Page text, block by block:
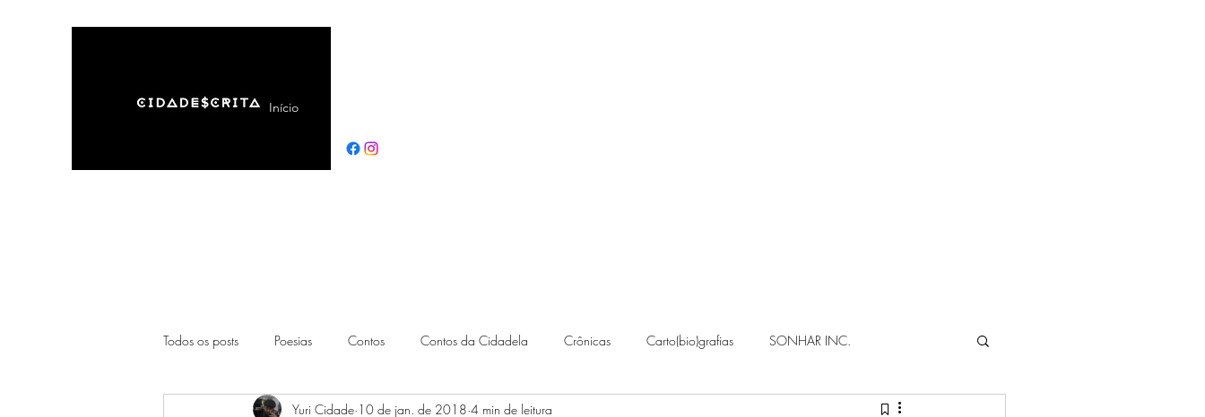
Início
Todos os posts Poesias Contos Contos da Cidadela Crônicas Carto(bio)grafias SONHAR INC.
Yuri Cidade 10 de jan. de 2018 4 min de leitura